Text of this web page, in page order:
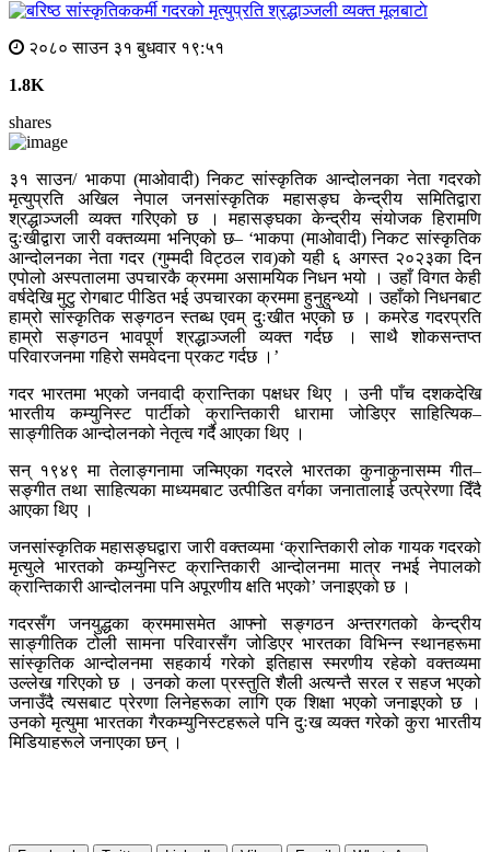
मूलबाटाे
२०८० साउन ३१ बुधवार १९:५१
1.8K
shares
३१ साउन/ भाकपा (माओवादी) निकट सांस्कृतिक आन्दोलनका नेता गदरको
मृत्युप्रति अखिल नेपाल जनसांस्कृतिक महासङ्घ केन्द्रीय समितिद्वारा
श्रद्धाञ्जली व्यक्त गरिएको छ । महासङ्घका केन्द्रीय संयोजक हिरामणि
दुःखीद्वारा जारी वक्तव्यमा भनिएको छ– ‘भाकपा (माओवादी) निकट सांस्कृतिक
आन्दोलनका नेता गदर (गुम्मदी विट्ठल राव)को यही ६ अगस्त २०२३का दिन
एपोलो अस्पतालमा उपचारकै क्रममा असामयिक निधन भयो । उहाँ विगत केही
वर्षदेखि मुटु रोगबाट पीडित भई उपचारका क्रममा हुनुहुन्थ्यो । उहाँको निधनबाट
हाम्रो सांस्कृतिक सङ्गठन स्तब्ध एवम् दुःखीत भएको छ । कमरेड गदरप्रति
हाम्रो सङ्गठन भावपूर्ण श्रद्धाञ्जली व्यक्त गर्दछ । साथै शोकसन्तप्त
परिवारजनमा गहिरो समवेदना प्रकट गर्दछ ।’
गदर भारतमा भएको जनवादी क्रान्तिका पक्षधर थिए । उनी पाँच दशकदेखि
भारतीय कम्युनिस्ट पार्टीको क्रान्तिकारी धारामा जोडिएर साहित्यिक–
साङ्गीतिक आन्दोलनको नेतृत्व गर्दै आएका थिए ।
सन् १९४९ मा तेलाङ्गनामा जन्मिएका गदरले भारतका कुनाकुनासम्म गीत–
सङ्गीत तथा साहित्यका माध्यमबाट उत्पीडित वर्गका जनातालाई उत्प्रेरणा दिँदै
आएका थिए ।
जनसांस्कृतिक महासङ्घद्वारा जारी वक्तव्यमा ‘क्रान्तिकारी लोक गायक गदरको
मृत्युले भारतको कम्युनिस्ट क्रान्तिकारी आन्दोलनमा मात्र नभई नेपालको
क्रान्तिकारी आन्दोलनमा पनि अपूरणीय क्षति भएको’ जनाइएको छ ।
गदरसँग जनयुद्धका क्रममासमेत आफ्नो सङ्गठन अन्तरगतको केन्द्रीय
साङ्गीतिक टोली सामना परिवारसँग जोडिएर भारतका विभिन्न स्थानहरूमा
सांस्कृतिक आन्दोलनमा सहकार्य गरेको इतिहास स्मरणीय रहेको वक्तव्यमा
उल्लेख गरिएको छ । उनको कला प्रस्तुति शैली अत्यन्तै सरल र सहज भएको
जनाउँदै त्यसबाट प्रेरणा लिनेहरूका लागि एक शिक्षा भएको जनाइएको छ ।
उनको मृत्युमा भारतका गैरकम्युनिस्टहरूले पनि दुःख व्यक्त गरेको कुरा भारतीय
मिडियाहरूले जनाएका छन् ।